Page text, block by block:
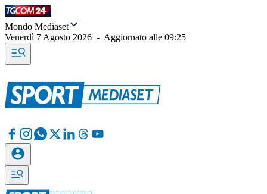
Mondo Mediaset
Venerdì 7 Agosto 2026 - Aggiornato alle 09:25